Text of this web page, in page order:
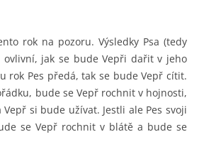
rok na pozoru. Výsledky Psa (tedy
ovlivní, jak se bude Vepři dařit v jeho
rok Pes předá, tak se bude Vepř cítit.
bude se Vepř rochnit v hojnosti,
si bude užívat. Jestli ale Pes svoji
se Vepř rochnit v blátě a bude se